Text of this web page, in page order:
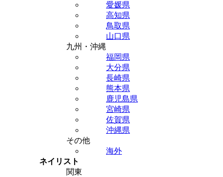
愛媛県
高知県
鳥取県
山口県
九州・沖縄
福岡県
大分県
長崎県
熊本県
鹿児島県
宮崎県
佐賀県
沖縄県
その他
海外
ネイリスト
関東